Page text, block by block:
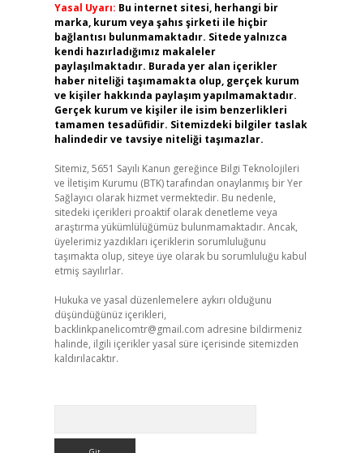
Yasal Uyarı: Bu internet sitesi, herhangi bir
marka, kurum veya şahıs şirketi ile hiçbir
bağlantısı bulunmamaktadır. Sitede yalnızca
kendi hazırladığımız makaleler
paylaşılmaktadır. Burada yer alan içerikler
haber niteliği taşımamakta olup, gerçek kurum
ve kişiler hakkında paylaşım yapılmamaktadır.
Gerçek kurum ve kişiler ile isim benzerlikleri
tamamen tesadüfidir. Sitemizdeki bilgiler taslak
halindedir ve tavsiye niteliği taşımazlar.
Sitemiz, 5651 Sayılı Kanun gereğince Bilgi Teknolojileri
ve İletişim Kurumu (BTK) tarafından onaylanmış bir Yer
Sağlayıcı olarak hizmet vermektedir. Bu nedenle,
sitedeki içerikleri proaktif olarak denetleme veya
araştırma yükümlülüğümüz bulunmamaktadır. Ancak,
üyelerimiz yazdıkları içeriklerin sorumluluğunu
taşımakta olup, siteye üye olarak bu sorumluluğu kabul
etmiş sayılırlar.
Hukuka ve yasal düzenlemelere aykırı olduğunu
düşündüğünüz içerikleri,
backlinkpanelicomtr@gmail.com adresine bildirmeniz
halinde, ilgili içerikler yasal süre içerisinde sitemizden
kaldırılacaktır.